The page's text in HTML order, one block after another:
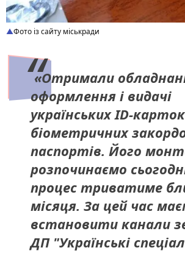
Фото із сайту міськради
«Отримали
оформлення і видачі
українських ID-карток
біометричних
паспортів. Його
розпочинаємо
процес триватиме
місяця. За цей час
встановити канали
ДП "Українські